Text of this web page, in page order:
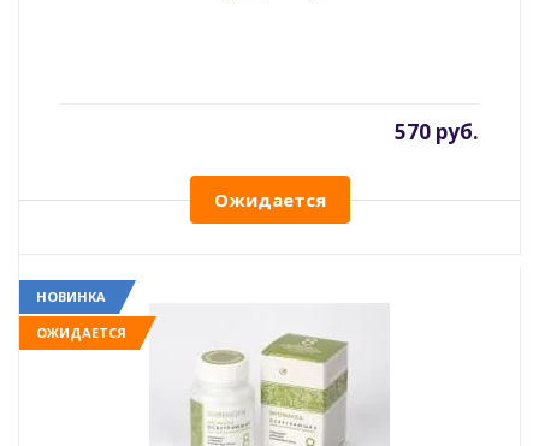
570 руб.
Ожидается
НОВИНКА
ОЖИДАЕТСЯ